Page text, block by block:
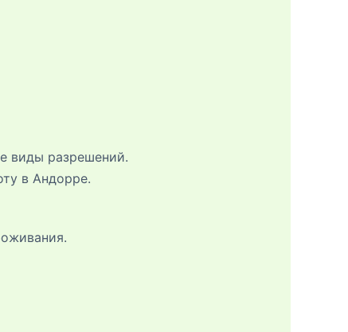
виды разрешений.
в Андорре.